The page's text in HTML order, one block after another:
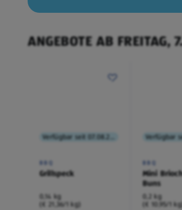
ANGEBOTE AB FREITAG,
BBQ
Grillspeck
0,14 kg
(€ 21,36/1 kg)
BBQ
Mini
Buns
0,2 kg
(€ 10,95/1